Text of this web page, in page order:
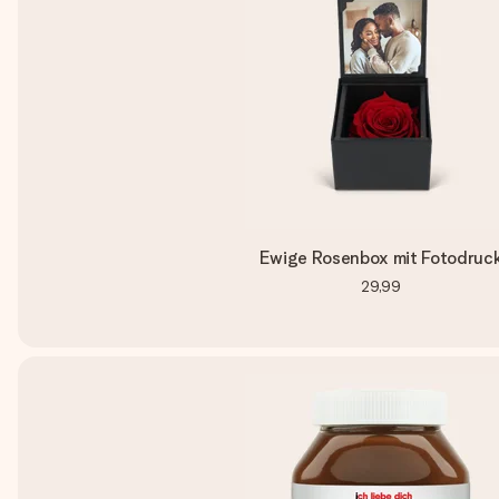
Ewige Rosenbox mit
29,99